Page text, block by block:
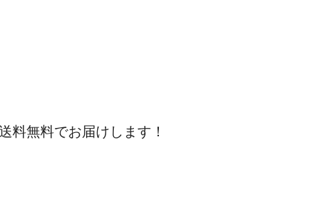
料無料でお届けします！